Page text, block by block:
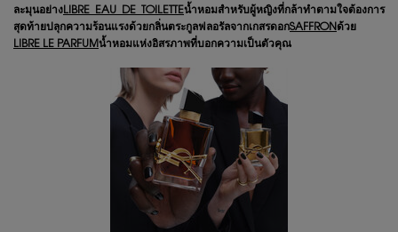
ละมุนอย่างLIBRE EAU DE TOILETTEน้ำหอมสำหรับผู้หญิงที่กล้าทำตามใจต้องการ
สุดท้ายปลุกความร้อนแรงด้วยกลิ่นตระกูลฟลอรัลจากเกสรดอกSAFFRON ด้วย
LIBRE LE PARFUMน้ำหอมแห่งอิสรภาพที่บอกความเป็นตัวคุณ